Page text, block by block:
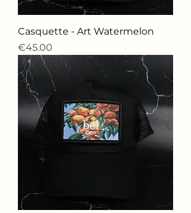
Casquette - Art Watermelon
価格
€45.00